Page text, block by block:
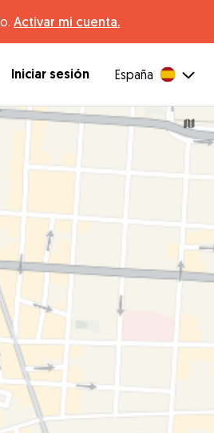
Activar mi cuenta.
Iniciar sesión España